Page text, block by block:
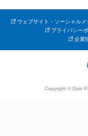
ウェブサイト・ソーシャル
プライバシー
企業
Copyright © Daio